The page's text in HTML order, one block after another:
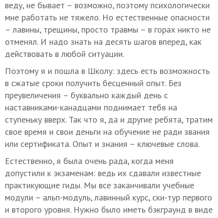
веду, не бывает – возможно, поэтому психологически
мне работать не тяжело. Но естественные опасности
– лавины, трещины, просто травмы – в горах никто не
отменял. И надо знать на десять шагов вперед, как
действовать в любой ситуации.
Поэтому я и пошла в Школу: здесь есть возможность
в сжатые сроки получить бесценный опыт. Без
преувеличения – буквально каждый день с
наставниками-канадцами поднимает тебя на
ступеньку вверх. Так что я, да и другие ребята, тратим
свое время и свои деньги на обучение не ради звания
или сертификата. Опыт и знания – ключевые слова.
Естественно, я была очень рада, когда меня
допустили к экзаменам: ведь их сдавали известные
практикующие гиды. Мы все заканчивали учебные
модули – альп-модуль, лавинный курс, ски-тур первого
и второго уровня. Нужно было иметь бэкграунд в виде